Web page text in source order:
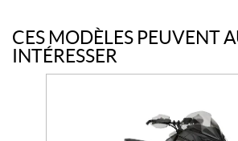
CES MODÈLES PEUVENT
INTÉRESSER